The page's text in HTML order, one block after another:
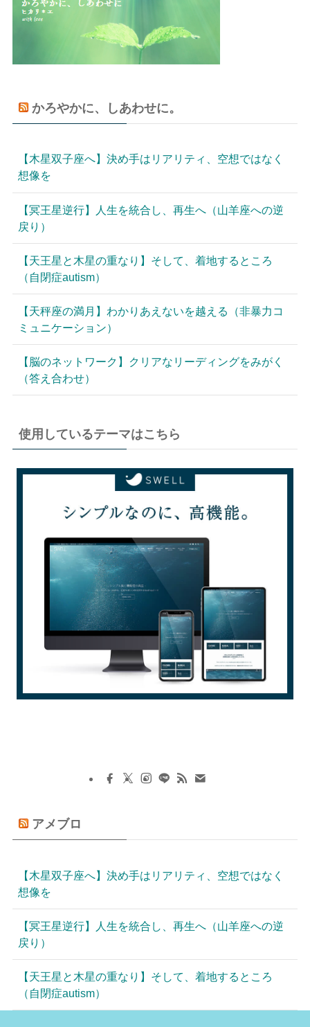
かろやかに、しあわせに。
【木星双子座へ】決め手はリアリティ、空想ではなく
想像を
【冥王星逆行】人生を統合し、再生へ（山羊座への逆
戻り）
【天王星と木星の重なり】そして、着地するところ
（自閉症autism）
【天秤座の満月】わかりあえないを越える（非暴力コ
ミュニケーション）
【脳のネットワーク】クリアなリーディングをみがく
（答え合わせ）
使用しているテーマはこちら
アメブロ
【木星双子座へ】決め手はリアリティ、空想ではなく
想像を
【冥王星逆行】人生を統合し、再生へ（山羊座への逆
戻り）
【天王星と木星の重なり】そして、着地するところ
（自閉症autism）